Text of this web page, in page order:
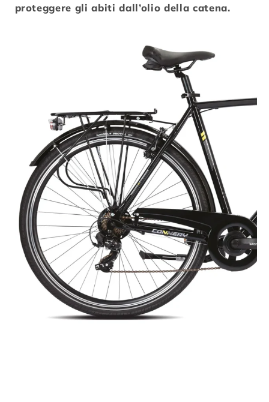
proteggere gli abiti dall’olio della catena.